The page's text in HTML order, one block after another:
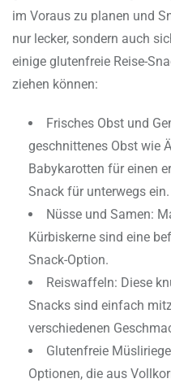
im Voraus zu planen und
nur lecker, sondern auch
einige glutenfreie Reise-
ziehen können:
Frisches Obst und
geschnittenes Obst wie
Babykarotten für einen
Snack für unterwegs ein.
Nüsse und Samen:
Kürbiskerne sind eine
Snack-Option.
Reiswaffeln: Diese
Snacks sind einfach
verschiedenen
Glutenfreie
Optionen, die aus